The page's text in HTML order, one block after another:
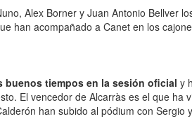
Alex Borner y Juan Antonio Bellver
han acompañado a Canet en los
buenos tiempos en la sesión oficial y
El vencedor de Alcarràs es el que ha
han subido al pódium con Sergio